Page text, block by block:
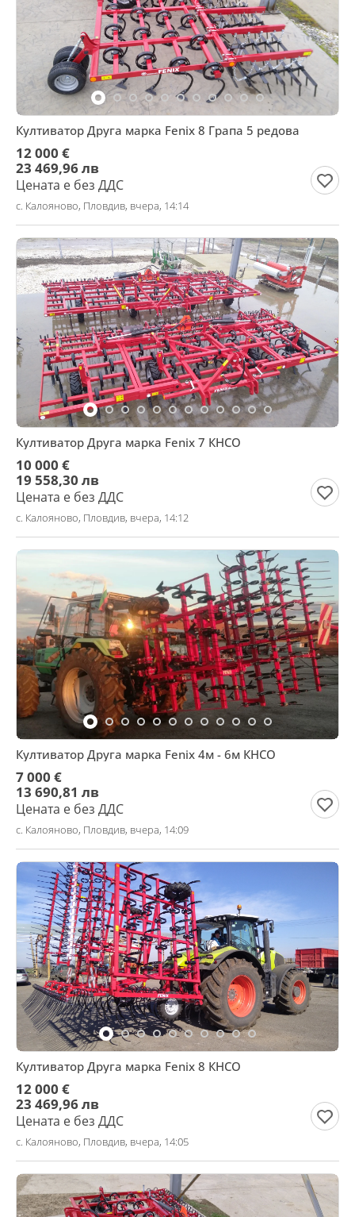
Култиватор Друга марка Fenix 8 Грапа 5 редова
12 000 €
23 469,96 лв
Цената е без ДДС
с. Калояново, Пловдив, вчера, 14:14
Култиватор Друга марка Fenix 7 КНСО
10 000 €
19 558,30 лв
Цената е без ДДС
с. Калояново, Пловдив, вчера, 14:12
Култиватор Друга марка Fenix 4м - 6м КНСО
7 000 €
13 690,81 лв
Цената е без ДДС
с. Калояново, Пловдив, вчера, 14:09
Култиватор Друга марка Fenix 8 КНСО
12 000 €
23 469,96 лв
Цената е без ДДС
с. Калояново, Пловдив, вчера, 14:05